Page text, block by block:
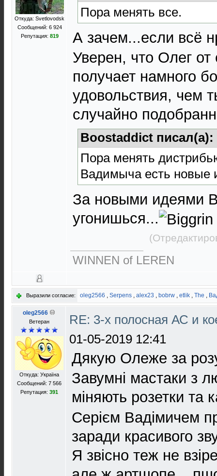
Откуда: Svetlovodsk
Сообщений: 6 924
Репутация: 819
Пора менять все.
А зачем...если всё
Уверен, что Олег
получает намного
удовольствия, чем
случайно
Boostaddict писал(а):
Пора менять
Вадимыча есть новые
За новыми идеями
угонишься...
WINNEN of LEREN
Выразили согласие: oleg2566 , Serpens , alex23 , bobrw , etlik , The ,
oleg2566
Ветеран
Откуда: Україна
Сообщений: 7 566
Репутация: 391
RE: 3-х полосная АС и
01-05-2019 12:41
Дякую Олеже за
Завумні мастаки з
міняють розетки та
Серієм Вадімичем
заради красивого
Я звісно теж не